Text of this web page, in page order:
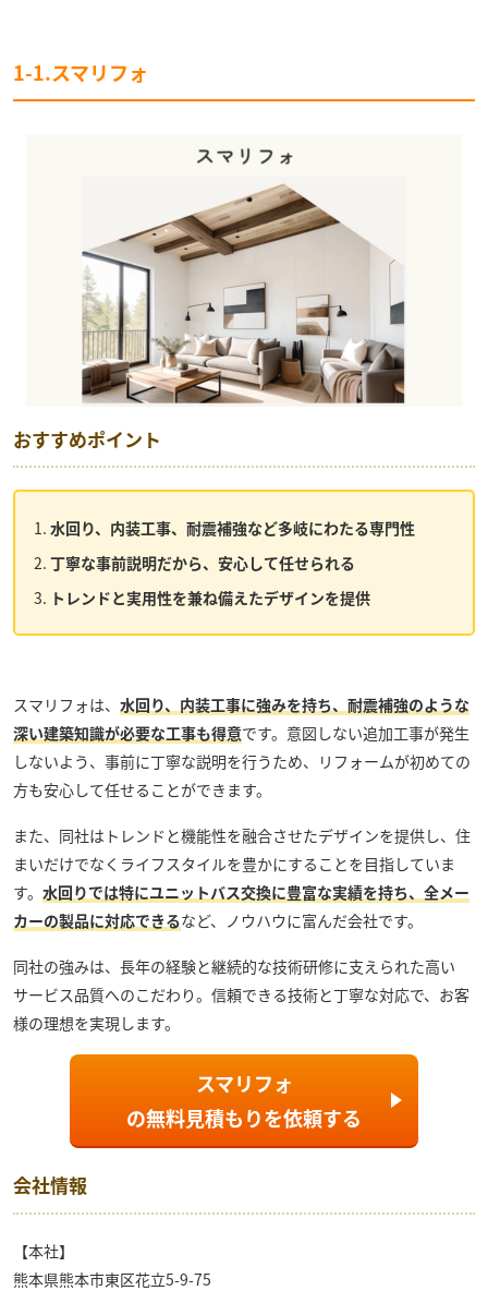
1-1.スマリフォ
おすすめポイント
水回り、内装工事、耐震補強など多岐にわたる専門性
丁寧な事前説明だから、安心して任せられる
トレンドと実用性を兼ね備えたデザインを提供
スマリフォは、 水回り、内装工事に強みを持ち、耐震補強のような
深い建築知識が必要な工事も得意です。意図しない追加工事が発生
しないよう、事前に丁寧な説明を行うため、リフォームが初めての
方も安心して任せることができます。
また、同社はトレンドと機能性を融合させたデザインを提供し、住
まいだけでなくライフスタイルを豊かにすることを目指していま
す。 水回りでは特にユニットバス交換に豊富な実績を持ち、全メー
カーの製品に対応できるなど、ノウハウに富んだ会社です。
同社の強みは、長年の経験と継続的な技術研修に支えられた高い
サービス品質へのこだわり。信頼できる技術と丁寧な対応で、お客
様の理想を実現します。
スマリフォ
の無料見積もりを依頼する
会社情報
【本社】
熊本県熊本市東区花立5-9-75